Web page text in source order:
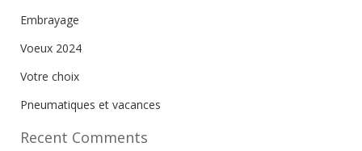
Embrayage
Voeux 2024
Votre choix
Pneumatiques et vacances
Recent Comments